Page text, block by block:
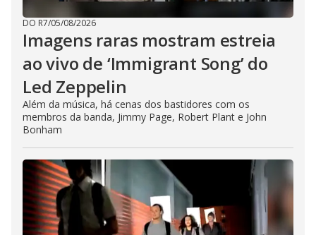
DO R7/05/08/2026
Imagens raras mostram estreia
ao vivo de ‘Immigrant Song’ do
Led Zeppelin
Além da música, há cenas dos bastidores com os
membros da banda, Jimmy Page, Robert Plant e John
Bonham